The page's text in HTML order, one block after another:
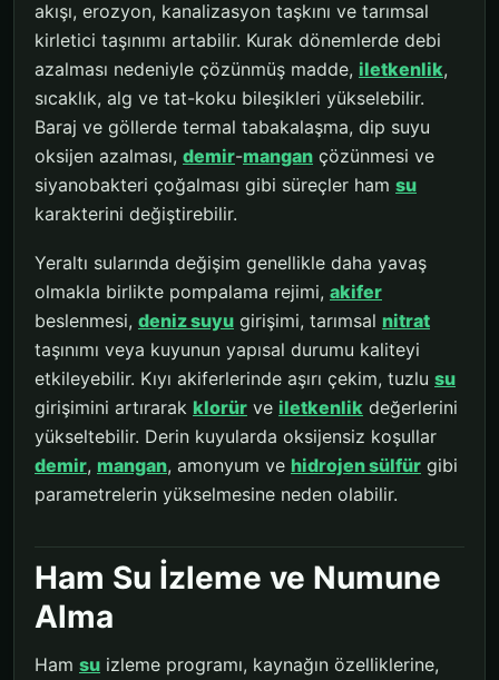
akışı, erozyon, kanalizasyon taşkını ve tarımsal
kirletici taşınımı artabilir. Kurak dönemlerde debi
azalması nedeniyle çözünmüş madde, iletkenlik,
sıcaklık, alg ve tat-koku bileşikleri yükselebilir.
Baraj ve göllerde termal tabakalaşma, dip suyu
oksijen azalması, demir-mangan çözünmesi ve
siyanobakteri çoğalması gibi süreçler ham su
karakterini değiştirebilir.
Yeraltı sularında değişim genellikle daha yavaş
olmakla birlikte pompalama rejimi, akifer
beslenmesi, deniz suyu girişimi, tarımsal nitrat
taşınımı veya kuyunun yapısal durumu kaliteyi
etkileyebilir. Kıyı akiferlerinde aşırı çekim, tuzlu su
girişimini artırarak klorür ve iletkenlik değerlerini
yükseltebilir. Derin kuyularda oksijensiz koşullar
demir, mangan, amonyum ve hidrojen sülfür gibi
parametrelerin yükselmesine neden olabilir.
Ham Su İzleme ve Numune
Alma
Ham su izleme programı, kaynağın özelliklerine,